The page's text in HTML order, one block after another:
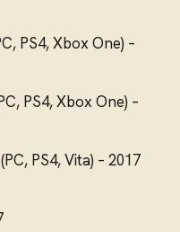
PS4, Xbox One) –
PS4, Xbox One) –
PS4, Vita) – 2017